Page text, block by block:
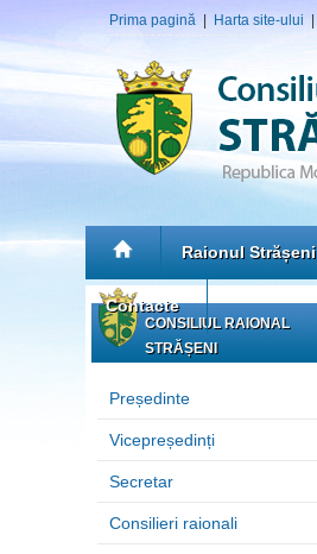
Prima pagină Harta site-ului
Raionul Strășeni
Contacte
CONSILIUL RAIONAL
STRĂȘENI
Președinte
Vicepreședinți
Secretar
Consilieri raionali